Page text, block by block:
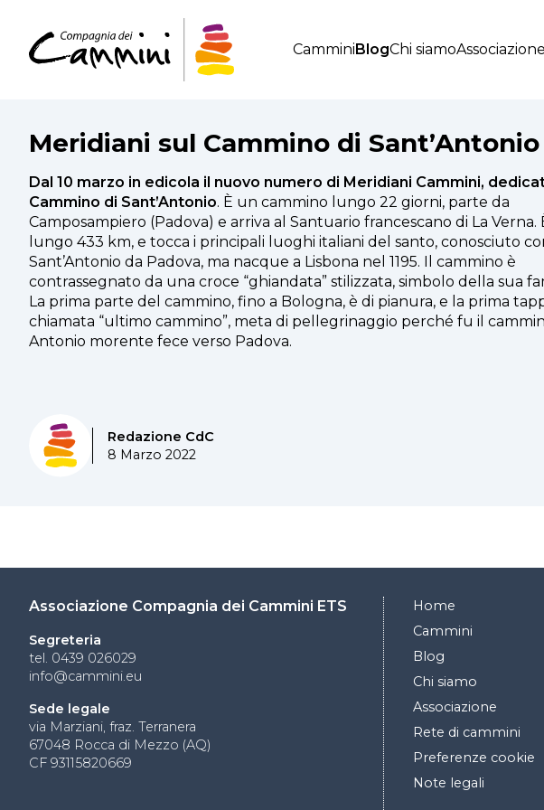
CamminiBlogChi siamoAssociazione
Meridiani sul Cammino di Sant’Antonio
Dal 10 marzo in edicola il nuovo numero di Meridiani Cammini,
Cammino di Sant’Antonio. È un cammino lungo 22 giorni, parte da
Camposampiero (Padova) e arriva al Santuario francescano di La Verna.
lungo 433 km, e tocca i principali luoghi italiani del santo, conosciuto
Sant’Antonio da Padova, ma nacque a Lisbona nel 1195. Il cammino è
contrassegnato da una croce “ghiandata” stilizzata, simbolo della sua
La prima parte del cammino, fino a Bologna, è di pianura, e la prima
chiamata “ultimo cammino”, meta di pellegrinaggio perché fu il
Antonio morente fece verso Padova.
Redazione CdC
8 Marzo 2022
Associazione Compagnia dei Cammini ETS
Segreteria
tel. 0439 026029
info@cammini.eu
Sede legale
via Marziani, fraz. Terranera
67048 Rocca di Mezzo (AQ)
CF 93115820669
Home
Cammini
Blog
Chi siamo
Associazione
Rete di cammini
Preferenze cookie
Note legali